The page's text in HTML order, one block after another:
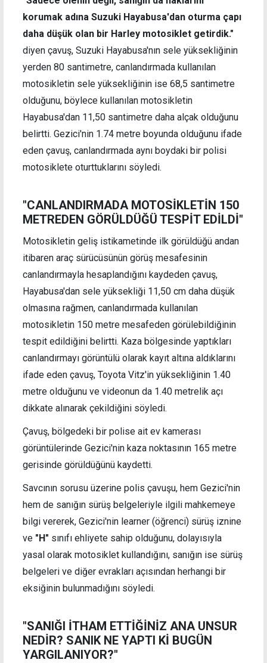
korumak adına Suzuki Hayabusa'dan oturma çapı
daha düşük olan bir Harley motosiklet getirdik."
diyen çavuş, Suzuki Hayabusa'nın sele yüksekliğinin
yerden 80 santimetre, canlandırmada kullanılan
motosikletin sele yüksekliğinin ise 68,5 santimetre
olduğunu, böylece kullanılan motosikletin
Hayabusa'dan 11,50 santimetre daha alçak olduğunu
belirtti. Gezici'nin 1.74 metre boyunda olduğunu ifade
eden çavuş, canlandırmada aynı boydaki bir polisi
motosiklete oturttuklarını söyledi.
"CANLANDIRMADA MOTOSİKLETİN 150
METREDEN GÖRÜLDÜĞÜ TESPİT EDİLDİ"
Motosikletin geliş istikametinde ilk görüldüğü andan
itibaren araç sürücüsünün görüş mesafesinin
canlandırmayla hesaplandığını kaydeden çavuş,
Hayabusa'dan sele yüksekliği 11,50 cm daha düşük
olmasına rağmen, canlandırmada kullanılan
motosikletin 150 metre mesafeden görülebildiğinin
tespit edildiğini belirtti. Kaza bölgesinde yaptıkları
canlandırmayı görüntülü olarak kayıt altına aldıklarını
ifade eden çavuş, Toyota Vitz'in yüksekliğinin 1.40
metre olduğunu ve videonun da 1.40 metrelik açı
dikkate alınarak çekildiğini söyledi.
Çavuş, bölgedeki bir polise ait ev kamerası
görüntülerinde Gezici'nin kaza noktasının 165 metre
gerisinde görüldüğünü kaydetti.
Savcının sorusu üzerine polis çavuşu, hem Gezici'nin
hem de sanığın sürüş belgeleriyle ilgili mahkemeye
bilgi vererek, Gezici'nin learner (öğrenci) sürüş iznine
ve "H" sınıfı ehliyete sahip olduğunu, dolayısıyla
yasal olarak motosiklet kullandığını, sanığın ise sürüş
belgeleri ve diğer evrakları açısından herhangi bir
eksiğinin bulunmadığını söyledi.
"SANIĞI İTHAM ETTİĞİNİZ ANA UNSUR
NEDİR? SANIK NE YAPTI Kİ BUGÜN
YARGILANIYOR?"